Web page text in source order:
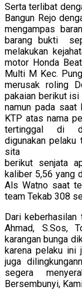
Serta terlibat
Bangun Rejo
mengampas
barang bukti
melakukan
motor Honda
Multi M Kec.
merusak roling
pakaian berikut isi
namun pada
KTP atas nama
tertinggal di
digunakan
sita
berikut senjata
kaliber 5,56 yang
Als Watno saat
team Tekab 308
Dari keberhasilan
Ahmad, S.Sos,
karangan bunga
karena pelaku ini
juga
segera
Bersembunyi,